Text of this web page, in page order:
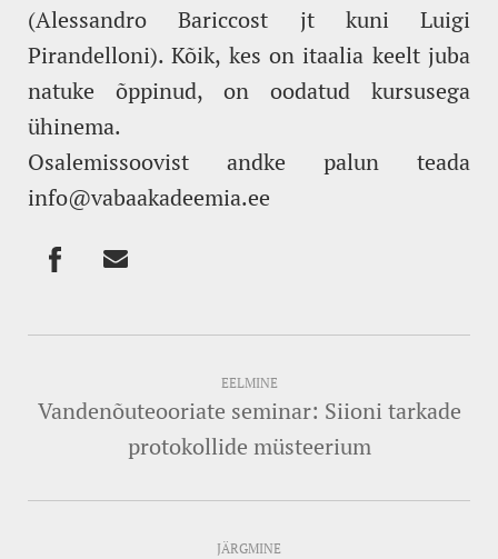
(Alessandro Bariccost jt kuni Luigi
Pirandelloni). Kõik, kes on itaalia keelt juba
natuke õppinud, on oodatud kursusega
ühinema.
Osalemissoovist andke palun teada
info@vabaakadeemia.ee
EELMINE
Vandenõuteooriate seminar: Siioni tarkade
protokollide müsteerium
JÄRGMINE